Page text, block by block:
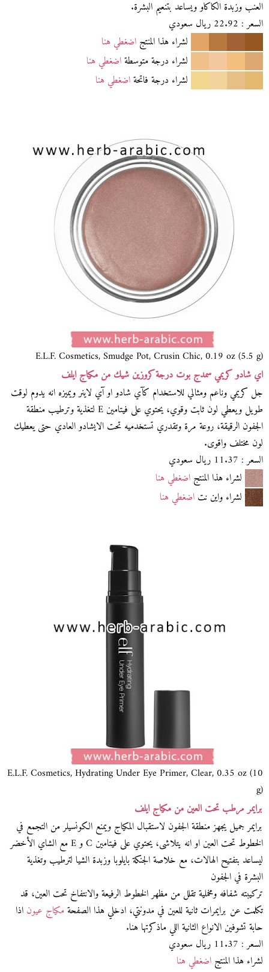
العنب وزبدة الكاكاو ويساعد بتنعيم البشرة.
السعر : 22.92 ريال سعودي
لشراء هذا المنتجاضغطي هنا
لشراء درجة متوسطةاضغطي هنا
لشراء درجة فاتحةاضغطي هنا
E.L.F. Cosmetics, Smudge Pot, Crusin Chic, 0.19 oz (5.5 g)
اي شادو كريمي سمدج بوت درجة كروزين شيك من مكياج ايلف
جل كريمي وناعم ومثالي للاستخدام كآي شادو او آي لاينر ويميزه انه يدوم لوقت
طويل ويعطي لون ثابت وقوي، يحتوي على فيتامين E لتغذية وترطيب منطقة
الجفون الرقيقة، روعة مرة وتقدري تستخدميه تحت الايشادو العادي حتى يعطيك
لون مختلف واقوى.
السعر : 11.37 ريال سعودي
لشراء هذا المنتجاضغطي هنا
لشراء واين نتاضغطي هنا
E.L.F. Cosmetics, Hydrating Under Eye Primer, Clear, 0.35 oz (10
g)
برايمر مرطب تحت العين من مكياج ايلف
برايمر جميل يجهز منطقة الجفون لاستقبال المكياج ويمنع الكونسيلر من التجمع في
الخطوط تحت العين او انه يتلاشى، يحتوي على فيتامين C و E مع الشاي الأخضر
ليساعد بتفتيح الهالات، مع خلاصة الجنكة بايلوبا وزبدة الشيا لترطيب وتغذية
البشرة في الجفون
تركيبته شفافه ومخملية تقلل من مظهر الخطوط الرفيعة والانتفاخ تحت العين، قد
تكلمت عن برايمرات ثانية للعين في مدونتي، ادخلي هذا الصفحةمكياج عيوناذا
حابة تشوفين الانواع الثانية اللي ماذكرتها هنا.
السعر : 11.37 ريال سعودي
لشراء هذا المنتجاضغطي هنا